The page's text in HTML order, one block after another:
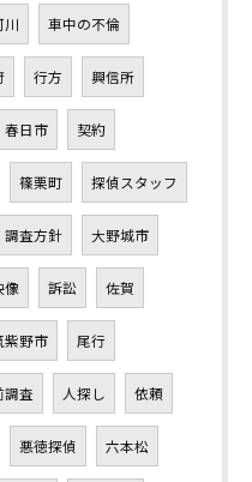
川 車中の不倫
行方 興信所
春日市 契約
篠栗町 探偵スタッフ
調査方針 大野城市
像 訴訟 佐賀
紫野市 尾行
調査 人探し 依頼
悪徳探偵 六本松